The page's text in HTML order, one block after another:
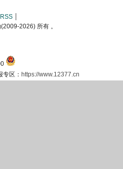
RSS
2026) 所有 。
区： https://www.12377.cn